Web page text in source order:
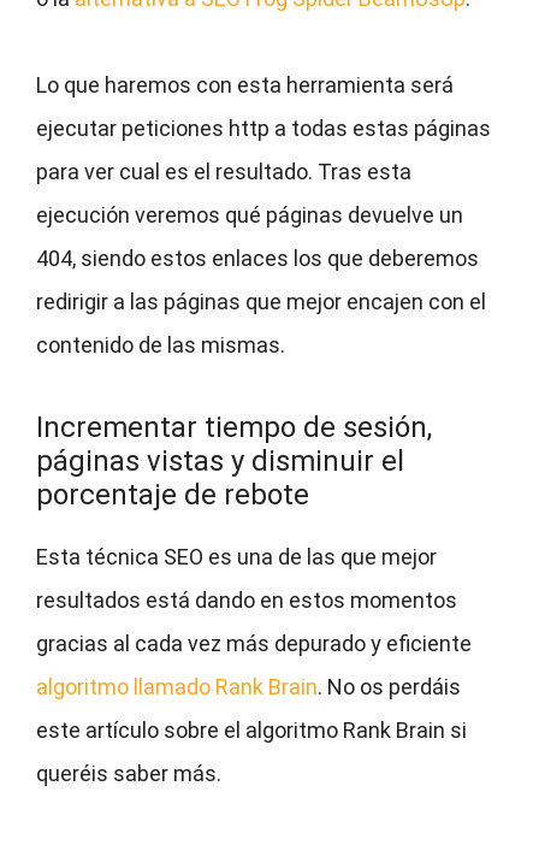
Lo que haremos con esta herramienta será
ejecutar peticiones http a todas estas páginas
para ver cual es el resultado. Tras esta
ejecución veremos qué páginas devuelve un
404, siendo estos enlaces los que deberemos
redirigir a las páginas que mejor encajen con el
contenido de las mismas.
Incrementar tiempo de sesión,
páginas vistas y disminuir el
porcentaje de rebote
Esta técnica SEO es una de las que mejor
resultados está dando en estos momentos
gracias al cada vez más depurado y eficiente
algoritmo llamado Rank Brain. No os perdáis
este artículo sobre el algoritmo Rank Brain si
queréis saber más.